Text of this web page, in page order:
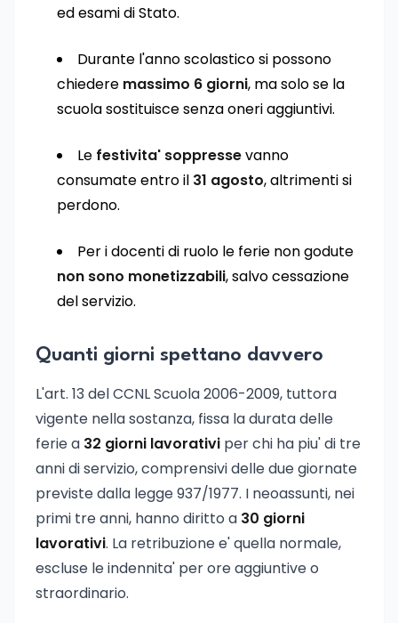
ed esami di Stato.
Durante l'anno scolastico si possono
chiedere massimo 6 giorni, ma solo se la
scuola sostituisce senza oneri aggiuntivi.
Le festivita' soppressevanno
consumate entro il 31 agosto, altrimenti si
perdono.
Per i docenti di ruolo le ferie non godute
non sono monetizzabili, salvo cessazione
del servizio.
Quanti giorni spettano davvero
L'art. 13 del CCNL Scuola 2006-2009, tuttora
vigente nella sostanza, fissa la durata delle
ferie a 32 giorni lavorativi per chi ha piu' di tre
anni di servizio, comprensivi delle due giornate
previste dalla legge 937/1977. I neoassunti, nei
primi tre anni, hanno diritto a 30 giorni
lavorativi. La retribuzione e' quella normale,
escluse le indennita' per ore aggiuntive o
straordinario.